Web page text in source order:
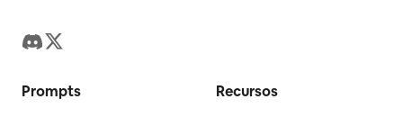
Prompts Recursos